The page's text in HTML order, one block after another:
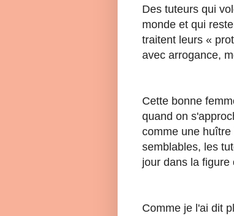
Des tuteurs qui
monde et qui
traitent leurs «
avec arrogance,
Cette bonne
quand on
comme une
semblables, les
jour dans la figure
Comme je l'ai dit